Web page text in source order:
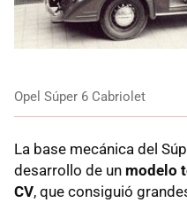
Opel Súper 6 Cabriolet
La base mecánica del
desarrollo de un modelo
CV, que consiguió